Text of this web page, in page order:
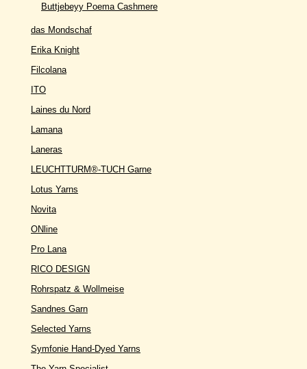
Buttjebeyy Poema Cashmere
das Mondschaf
Erika Knight
Filcolana
ITO
Laines du Nord
Lamana
Laneras
LEUCHTTURM®-TUCH Garne
Lotus Yarns
Novita
ONline
Pro Lana
RICO DESIGN
Rohrspatz & Wollmeise
Sandnes Garn
Selected Yarns
Symfonie Hand-Dyed Yarns